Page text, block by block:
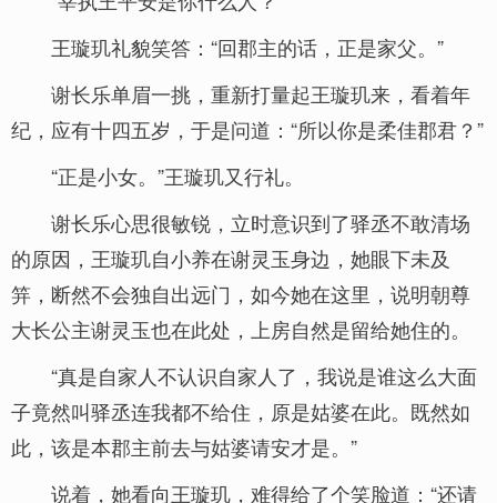
王璇玑礼貌笑答：“回郡主的话，正是家父。”
谢长乐单眉一挑，重新打量起王璇玑来，看着年
纪，应有十四五岁，于是问道：“所以你是柔佳郡君？”
“正是小女。”王璇玑又行礼。
谢长乐心思很敏锐，立时意识到了驿丞不敢清场
的原因，王璇玑自小养在谢灵玉身边，她眼下未及
笄，断然不会独自出远门，如今她在这里，说明朝尊
大长公主谢灵玉也在此处，上房自然是留给她住的。
“真是自家人不认识自家人了，我说是谁这么大面
子竟然叫驿丞连我都不给住，原是姑婆在此。既然如
此，该是本郡主前去与姑婆请安才是。”
说着，她看向王璇玑，难得给了个笑脸道：“还请